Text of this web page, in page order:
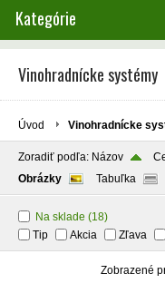
Kategórie
Vinohradnícke systémy
Úvod Vinohradnícke
Zoradiť podľa: Názov
Obrázky
Tabuľka
Na sklade (18)
Tip
Akcia Zľava
Zobrazené